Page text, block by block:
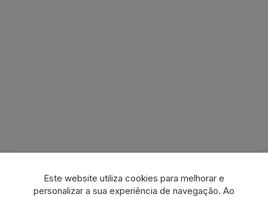
Este website utiliza cookies para melhorar e
personalizar a sua experiência de navegação. Ao